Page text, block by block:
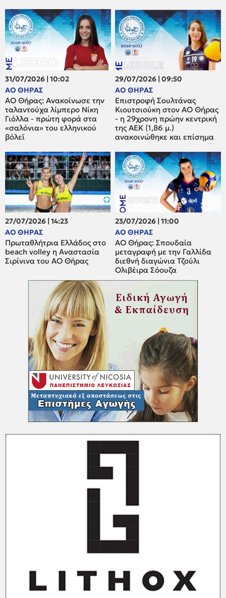
31/07/2026 | 10:02
ΑΟ ΘΗΡΑΣ
ΑΟ Θήρας: Ανακοίνωσε την
ταλαντούχα λίμπερο Νίκη
Γιόλλα - πρώτη φορά στα
«σαλόνια» του ελληνικού
βόλεϊ
29/07/2026 | 09:50
ΑΟ ΘΗΡΑΣ
Επιστροφή Σουλτάνας
Κιουτσιούκη στον ΑΟ Θήρας
- η 29χρονη πρώην κεντρική
της ΑΕΚ (1,86 μ.)
ανακοινώθηκε και επίσημα
27/07/2026 | 14:23
ΑΟ ΘΗΡΑΣ
Πρωταθλήτρια Ελλάδος στο
beach volley η Αναστασία
Σιρίνινα του ΑΟ Θήρας
23/07/2026 | 11:00
ΑΟ ΘΗΡΑΣ
ΑΟ Θήρας: Σπουδαία
μεταγραφή με την Γαλλίδα
διεθνή διαγώνια Τζούλι
Ολιβέιρα Σόουζα